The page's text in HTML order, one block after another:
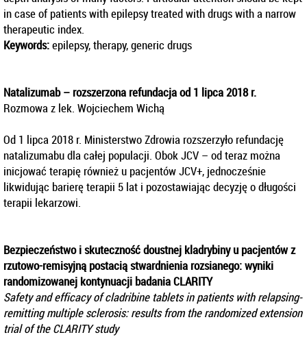
in case of patients with epilepsy treated with drugs with a narrow
therapeutic index.
Keywords:epilepsy, therapy, generic drugs
Natalizumab – rozszerzona refundacja od 1 lipca 2018 r.
Rozmowa z lek. Wojciechem Wichą
Od 1 lipca 2018 r. Ministerstwo Zdrowia rozszerzyło refundację
natalizumabu dla całej populacji. Obok JCV – od teraz można
inicjować terapię również u pacjentów JCV+, jednocześnie
likwidując barierę terapii 5 lat i pozostawiając decyzję o długości
terapii lekarzowi.
Bezpieczeństwo i skuteczność doustnej kladrybiny u pacjentów z
rzutowo-remisyjną postacią stwardnienia rozsianego: wyniki
randomizowanej kontynuacji badania CLARITY
Safety and efficacy of cladribine tablets in patients with relapsing-
remitting multiple sclerosis: results from the randomized extension
trial of the CLARITY study